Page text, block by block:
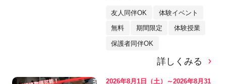
友人同伴OK 体験イベント
無料 期間限定 体験授業
保護者同伴OK
詳しくみる
2026年8月1日（土）～2026年8月31